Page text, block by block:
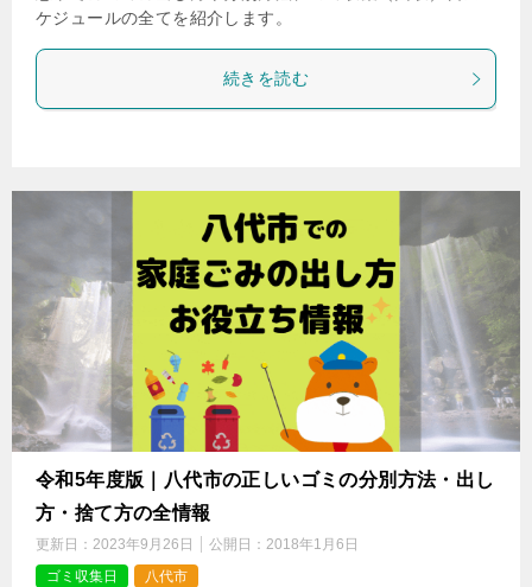
ケジュールの全てを紹介します。
続きを読む
令和5年度版｜八代市の正しいゴミの分別方法・出し
方・捨て方の全情報
更新日： 2023年9月26日 公開日： 2018年1月6日
ゴミ収集日
八代市